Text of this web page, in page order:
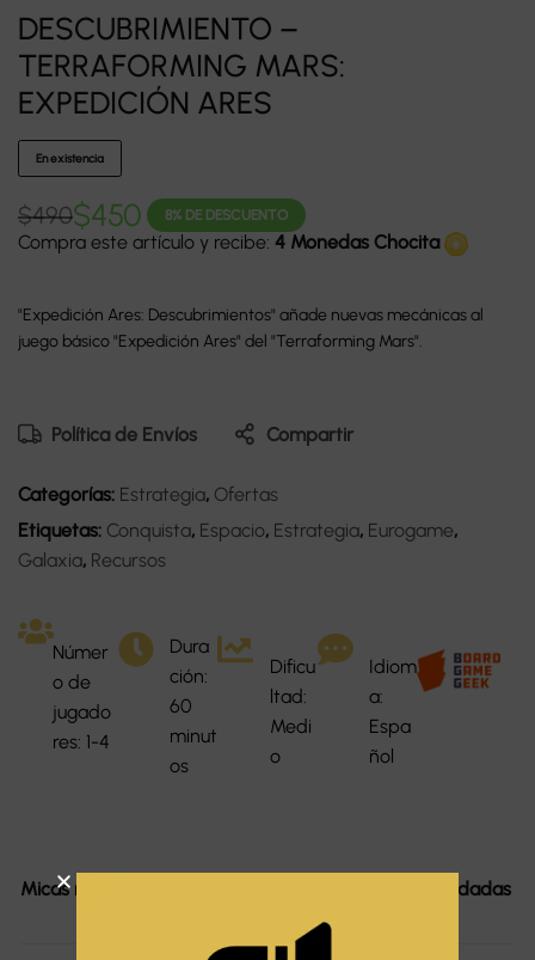
DESCUBRIMIENTO –
TERRAFORMING MARS:
EXPEDICIÓN ARES
En existencia
$490$450 8% DE DESCUENTO
Compra este artículo y recibe: 4 Monedas Chocita
"Expedición Ares: Descubrimientos" añade nuevas mecánicas al
juego básico "Expedición Ares" del "Terraforming Mars".
Política de Envíos Compartir
Categorías: Estrategia, Ofertas
Etiquetas: Conquista, Espacio, Estrategia, Eurogame,
Galaxia, Recursos
Númer
o de
jugado
res: 1-4
Dura
ción:
60
minut
os
Dificu
ltad:
Medi
o
Idiom
a:
Espa
ñol
Micas recomendadas Piezas recomendadas